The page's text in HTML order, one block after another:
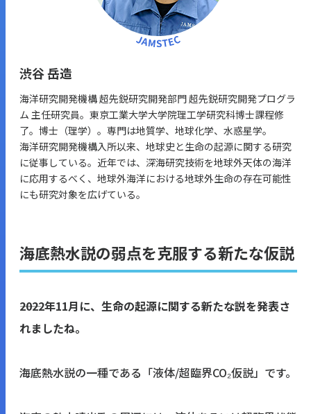
渋谷 岳造
海洋研究開発機構 超先鋭研究開発部門 超先鋭研究開発プログラ
ム 主任研究員。東京工業大学大学院理工学研究科博士課程修
了。博士（理学）。専門は地質学、地球化学、水惑星学。
海洋研究開発機構入所以来、地球史と生命の起源に関する研究
に従事している。近年では、深海研究技術を地球外天体の海洋
に応用するべく、地球外海洋における地球外生命の存在可能性
にも研究対象を広げている。
海底熱水説の弱点を克服する新たな仮説
――2022年11月に、生命の起源に関する新たな説を発表さ
れましたね。
海底熱水説の一種である「液体/超臨界CO₂仮説」です。